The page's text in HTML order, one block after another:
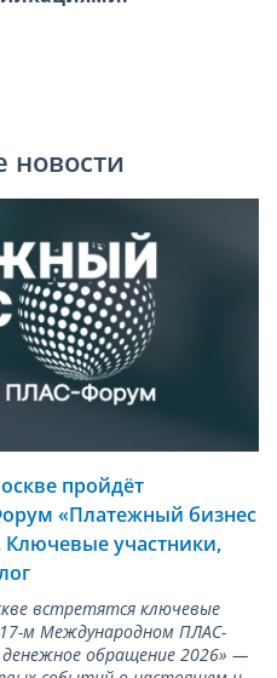
новости
пройдёт
«Платежный бизнес
участники,
встретятся ключевые
м Международном ПЛАС-
обращение 2026» —